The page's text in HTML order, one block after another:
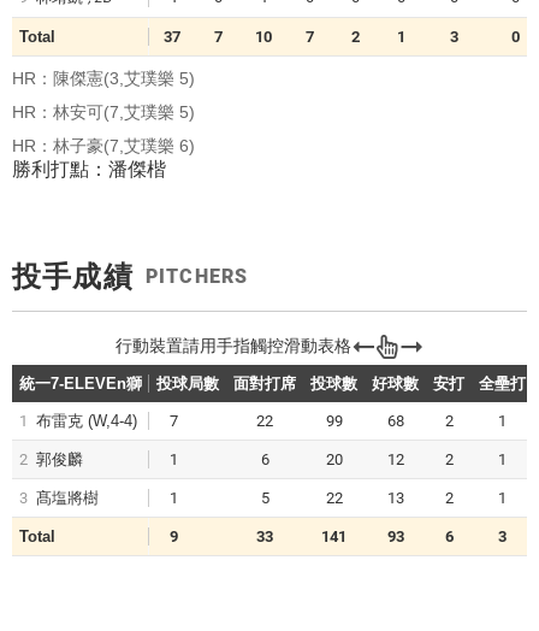
Total 37 7 10 7 2 1 3 0
HR：陳傑憲(3,艾璞樂 5)
HR：林安可(7,艾璞樂 5)
HR：林子豪(7,艾璞樂 6)
勝利打點：潘傑楷
投手成績 PITCHERS
統一7-ELEVEn獅 投球局數 面對打席 投球數 好球數 安打 全壘打
1 布雷克 (W,4-4) 7 22 99 68 2 1
2 郭俊麟 1 6 20 12 2 1
3 髙塩將樹 1 5 22 13 2 1
Total 9 33 141 93 6 3